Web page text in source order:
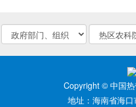
Copyright © 中国
地址：海南省海